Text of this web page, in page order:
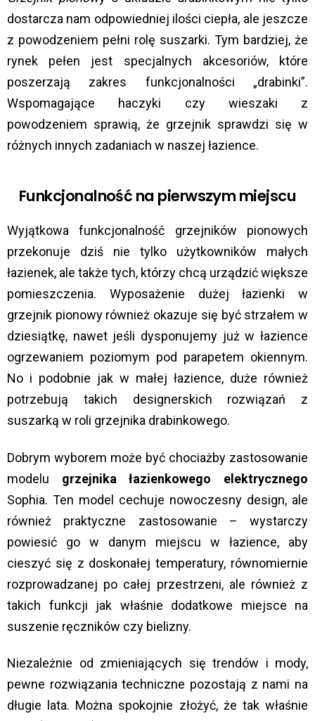
dostarcza nam odpowiedniej ilości ciepła, ale jeszcze
z powodzeniem pełni rolę suszarki. Tym bardziej, że
rynek pełen jest specjalnych akcesoriów, które
poszerzają zakres funkcjonalności „drabinki”.
Wspomagające haczyki czy wieszaki z
powodzeniem sprawią, że grzejnik sprawdzi się w
różnych innych zadaniach w naszej łazience.
Funkcjonalność na pierwszym miejscu
Wyjątkowa funkcjonalność grzejników pionowych
przekonuje dziś nie tylko użytkowników małych
łazienek, ale także tych, którzy chcą urządzić większe
pomieszczenia. Wyposażenie dużej łazienki w
grzejnik pionowy również okazuje się być strzałem w
dziesiątkę, nawet jeśli dysponujemy już w łazience
ogrzewaniem poziomym pod parapetem okiennym.
No i podobnie jak w małej łazience, duże również
potrzebują takich designerskich rozwiązań z
suszarką w roli grzejnika drabinkowego.
Dobrym wyborem może być chociażby zastosowanie
modelu grzejnika łazienkowego elektrycznego
Sophia. Ten model cechuje nowoczesny design, ale
również praktyczne zastosowanie – wystarczy
powiesić go w danym miejscu w łazience, aby
cieszyć się z doskonałej temperatury, równomiernie
rozprowadzanej po całej przestrzeni, ale również z
takich funkcji jak właśnie dodatkowe miejsce na
suszenie ręczników czy bielizny.
Niezależnie od zmieniających się trendów i mody,
pewne rozwiązania techniczne pozostają z nami na
długie lata. Można spokojnie złożyć, że tak właśnie